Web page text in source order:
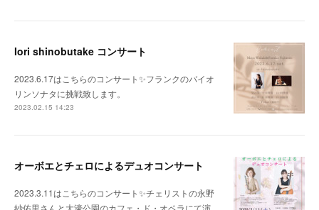
Iori shinobutake コンサート
2023.6.17はこちらのコンサート✨フランクのバイオ
リンソナタに挑戦致します。
2023.02.15 14:23
オーボエとチェロによるデュオコンサート
2023.3.11はこちらのコンサート✨チェリストの永野
紗佑里さんと大濠公園のカフェ・ド・オペラにて演…